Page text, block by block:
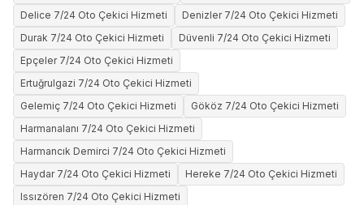
Delice 7/24 Oto Çekici Hizmeti
Denizler 7/24 Oto Çekici Hizmeti
Durak 7/24 Oto Çekici Hizmeti
Düvenli 7/24 Oto Çekici Hizmeti
Epçeler 7/24 Oto Çekici Hizmeti
Ertuğrulgazi 7/24 Oto Çekici Hizmeti
Gelemiç 7/24 Oto Çekici Hizmeti
Gököz 7/24 Oto Çekici Hizmeti
Harmanalanı 7/24 Oto Çekici Hizmeti
Harmancık Demirci 7/24 Oto Çekici Hizmeti
Haydar 7/24 Oto Çekici Hizmeti
Hereke 7/24 Oto Çekici Hizmeti
Issızören 7/24 Oto Çekici Hizmeti